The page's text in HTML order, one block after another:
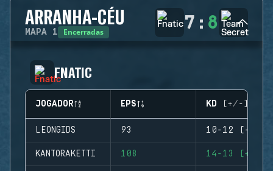
ARRANHA-CÉU
MAPA 1 Encerradas 7 : 8
FNATIC
JOGADOR EPS KD (+/-)
LEONGIDS 93 10-12 (-2)
KANTORAKETTI 108 14-13 (+1)